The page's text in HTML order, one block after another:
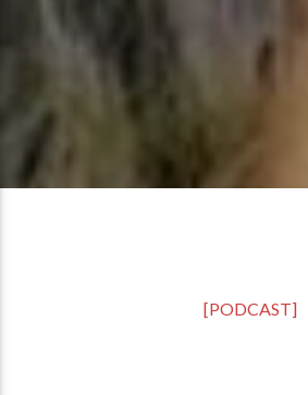
[PODCAST]